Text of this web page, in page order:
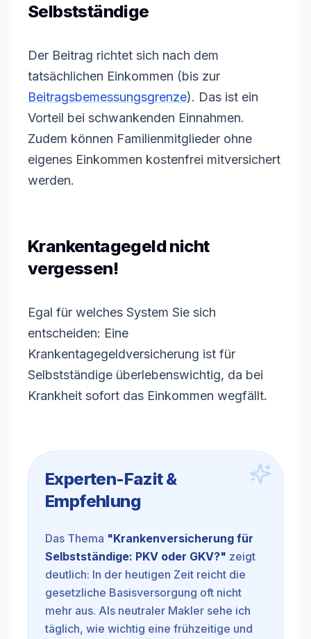
Selbstständige
Der Beitrag richtet sich nach dem
tatsächlichen Einkommen (bis zur
Beitragsbemessungsgrenze). Das ist ein
Vorteil bei schwankenden Einnahmen.
Zudem können Familienmitglieder ohne
eigenes Einkommen kostenfrei mitversichert
werden.
Krankentagegeld nicht
vergessen!
Egal für welches System Sie sich
entscheiden: Eine
Krankentagegeldversicherung ist für
Selbstständige überlebenswichtig, da bei
Krankheit sofort das Einkommen wegfällt.
Experten-Fazit &
Empfehlung
Das Thema "Krankenversicherung für
Selbstständige: PKV oder GKV?" zeigt
deutlich: In der heutigen Zeit reicht die
gesetzliche Basisversorgung oft nicht
mehr aus. Als neutraler Makler sehe ich
täglich, wie wichtig eine frühzeitige und